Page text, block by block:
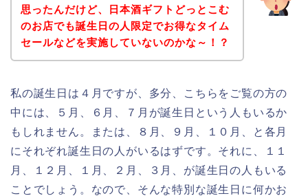
思ったんだけど、日本酒ギフトどっとこむ
のお店でも誕生日の人限定でお得なタイム
セールなどを実施していないのかな～！？
私の誕生日は４月ですが、多分、こちらをご覧の方の
中には、５月、６月、７月が誕生日という人もいるか
もしれません。または、８月、９月、１０月、と各月
にそれぞれ誕生日の人がいるはずです。それに、１１
月、１２月、１月、２月、３月、が誕生日の人もいる
ことでしょう。なので、そんな特別な誕生日に何かお